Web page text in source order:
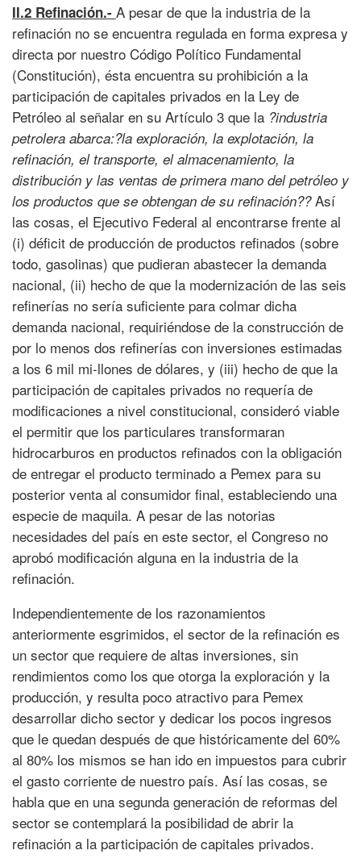
II.2 Refinación.- A pesar de que la industria de la
refinación no se encuentra regulada en forma expresa y
directa por nuestro Código Político Fundamental
(Constitución), ésta encuentra su prohibición a la
participación de capitales privados en la Ley de
Petróleo al señalar en su Artículo 3 que la ?industria
petrolera abarca:?la exploración, la explotación, la
refinación, el transporte, el almacenamiento, la
distribución y las ventas de primera mano del petróleo y
los productos que se obtengan de su refinación??Así
las cosas, el Ejecutivo Federal al encontrarse frente al
(i) déficit de producción de productos refinados (sobre
todo, gasolinas) que pudieran abastecer la demanda
nacional, (ii) hecho de que la modernización de las seis
refinerías no sería suficiente para colmar dicha
demanda nacional, requiriéndose de la construcción de
por lo menos dos refinerías con inversiones estimadas
a los 6 mil mi-llones de dólares, y (iii) hecho de que la
participación de capitales privados no requería de
modificaciones a nivel constitucional, consideró viable
el permitir que los particulares transformaran
hidrocarburos en productos refinados con la obligación
de entregar el producto terminado a Pemex para su
posterior venta al consumidor final, estableciendo una
especie de maquila. A pesar de las notorias
necesidades del país en este sector, el Congreso no
aprobó modificación alguna en la industria de la
refinación.
Independientemente de los razonamientos
anteriormente esgrimidos, el sector de la refinación es
un sector que requiere de altas inversiones, sin
rendimientos como los que otorga la exploración y la
producción, y resulta poco atractivo para Pemex
desarrollar dicho sector y dedicar los pocos ingresos
que le quedan después de que históricamente del 60%
al 80% los mismos se han ido en impuestos para cubrir
el gasto corriente de nuestro país. Así las cosas, se
habla que en una segunda generación de reformas del
sector se contemplará la posibilidad de abrir la
refinación a la participación de capitales privados.